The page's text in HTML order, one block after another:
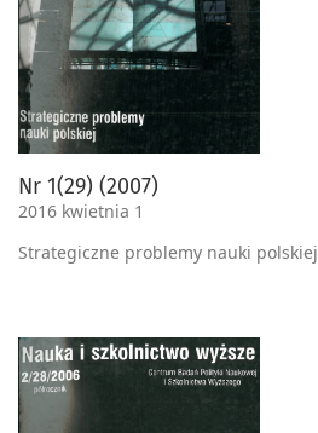
Nr 1(29) (2007)
2016 kwietnia 1
Strategiczne problemy nauki polskiej